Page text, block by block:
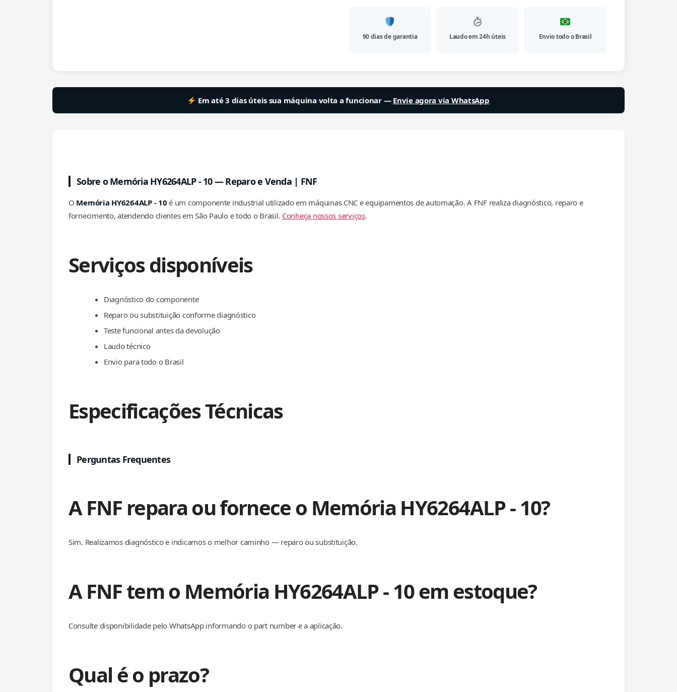
90 dias de garantia Laudo em 24h úteis Envio todo o Brasil
Em até 3 dias úteis sua máquina volta a funcionar — Envie agora via WhatsApp
Sobre o Memória HY6264ALP - 10 — Reparo e Venda | FNF
O Memória HY6264ALP - 10 é um componente industrial utilizado em máquinas CNC e equipamentos de automação. A FNF realiza diagnóstico, reparo e
fornecimento, atendendo clientes em São Paulo e todo o Brasil. Conheça nossos serviços.
Serviços disponíveis
Diagnóstico do componente
Reparo ou substituição conforme diagnóstico
Teste funcional antes da devolução
Laudo técnico
Envio para todo o Brasil
Especificações Técnicas
Perguntas Frequentes
A FNF repara ou fornece o Memória HY6264ALP - 10?
Sim. Realizamos diagnóstico e indicamos o melhor caminho — reparo ou substituição.
A FNF tem o Memória HY6264ALP - 10 em estoque?
Consulte disponibilidade pelo WhatsApp informando o part number e a aplicação.
Qual é o prazo?